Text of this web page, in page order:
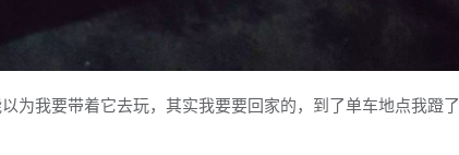
为我要带着它去玩，其实我要要回家的，到了单车地点我蹬了